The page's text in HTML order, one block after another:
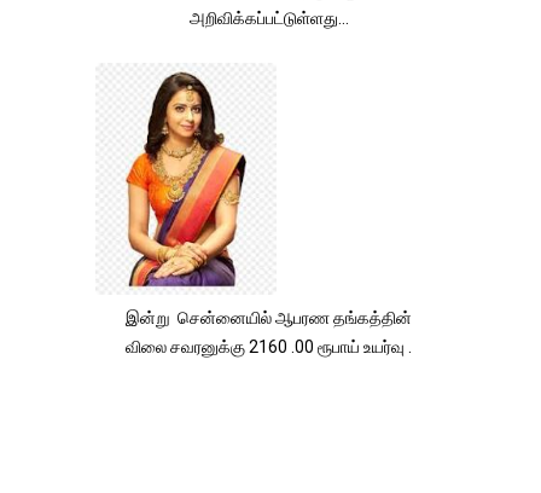
அறிவிக்கப்பட்டுள்ளது...
இன்று சென்னையில் ஆபரண தங்கத்தின்
விலை சவரனுக்கு 2160 .00 ரூபாய் உயர்வு .